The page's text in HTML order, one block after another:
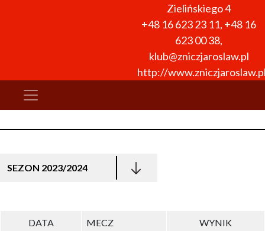
Zielińskiego 4
+48 16 623 23 11, +48 16
623 00 38,
klub@zniczjaroslaw.pl
http://
SEZON 2023/2024
DATA MECZ WYNIK